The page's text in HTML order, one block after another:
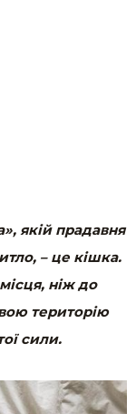
якій прадавня
– це кішка.
ніж до
територію
сили.